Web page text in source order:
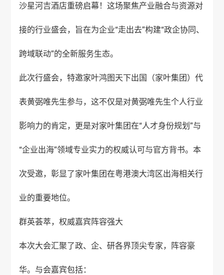
沙星河吉酒店重磅启幕！这场聚焦产业融合与资源对
接的行业盛会，旨在为企业“走出去”构建“政企协同、
跨域联动”的全新服务生态。
此次行盛会，特邀家叶鸿图天下出国（家叶集团）代
表黄弼唯先生参与，这不仅是对黄弼唯先生个人行业
影响力的肯定，更是对家叶集团在“人才身份规划”与
“企业出海”领域专业实力的权威认可与官方背书。本
次受邀，彰显了家叶集团在粤港澳大湾区出海相关行
业的重要地位。
群英荟萃，权威嘉宾阵容强大
本次大会汇聚了政、企、研各界顶尖专家，阵容豪
华。与会嘉宾包括：